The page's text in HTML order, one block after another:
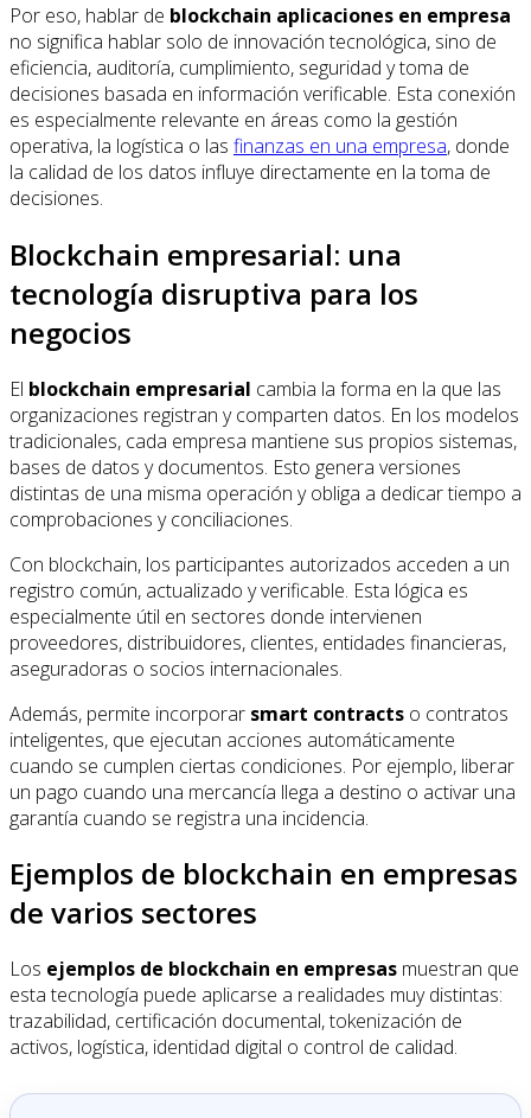
Por eso, hablar de blockchain aplicaciones en empresa
no significa hablar solo de innovación tecnológica, sino de
eficiencia, auditoría, cumplimiento, seguridad y toma de
decisiones basada en información verificable. Esta conexión
es especialmente relevante en áreas como la gestión
operativa, la logística o las finanzas en una empresa, donde
la calidad de los datos influye directamente en la toma de
decisiones.
Blockchain empresarial: una
tecnología disruptiva para los
negocios
El blockchain empresarial cambia la forma en la que las
organizaciones registran y comparten datos. En los modelos
tradicionales, cada empresa mantiene sus propios sistemas,
bases de datos y documentos. Esto genera versiones
distintas de una misma operación y obliga a dedicar tiempo a
comprobaciones y conciliaciones.
Con blockchain, los participantes autorizados acceden a un
registro común, actualizado y verificable. Esta lógica es
especialmente útil en sectores donde intervienen
proveedores, distribuidores, clientes, entidades financieras,
aseguradoras o socios internacionales.
Además, permite incorporar smart contracts o contratos
inteligentes, que ejecutan acciones automáticamente
cuando se cumplen ciertas condiciones. Por ejemplo, liberar
un pago cuando una mercancía llega a destino o activar una
garantía cuando se registra una incidencia.
Ejemplos de blockchain en empresas
de varios sectores
Los ejemplos de blockchain en empresas muestran que
esta tecnología puede aplicarse a realidades muy distintas:
trazabilidad, certificación documental, tokenización de
activos, logística, identidad digital o control de calidad.